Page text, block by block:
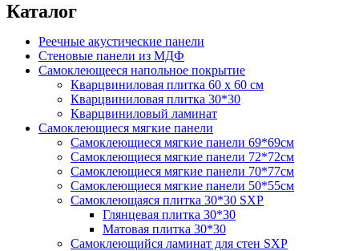
Каталог
Реечные акустические панели
Стеновые панели из МДФ
Самоклеющееся напольное покрытие
Кварцвиниловая плитка 60 х 60 см
Кварцвиниловая плитка 30*30
Кварцвиниловый ламинат
Самоклеющиеся мягкие панели
Самоклеющиеся мягкие панели 69*69см
Самоклеющиеся мягкие панели 72*72см
Самоклеющиеся мягкие панели 70*77см
Самоклеющиеся мягкие панели 50*55см
Самоклеющаяся плитка 30*30 SXP
Глянцевая плитка 30*30
Матовая плитка 30*30
Самоклеющийся ламинат для стен SXP